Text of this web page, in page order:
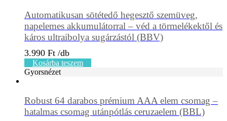
Automatikusan sötétedő hegesztő szemüveg,
napelemes akkumulátorral – véd a törmelékektől és
káros ultraibolya sugárzástól (BBV)
3.990 Ft
Kosárba teszem
Gyorsnézet
Robust 64 darabos prémium AAA elem csomag –
hatalmas csomag utánpótlás ceruzaelem (BBL)